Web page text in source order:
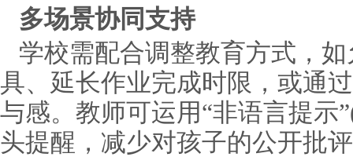
多场景协同支持
学校需配合调整教育方式，
具、延长作业完成时限，或通
与感。教师可运用“非语言提示
头提醒，减少对孩子的公开批